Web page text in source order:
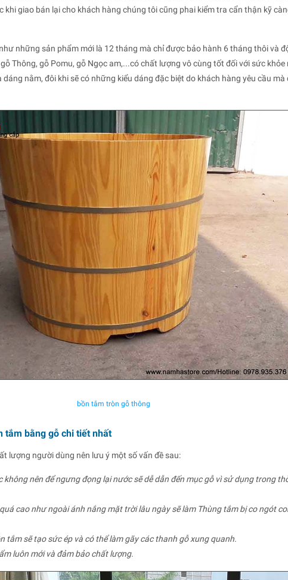
giao bán lại cho khách hàng chúng tôi cũng phai kiểm tra cẩn thận kỹ
những sản phẩm mới là 12 tháng mà chỉ được bảo hành 6 tháng thôi và
Thông, gỗ Pomu, gỗ Ngọc am,...có chất lượng vô cùng tốt đối với sức khỏe
nằm, đôi khi sẽ có những kiểu dáng đặc biệt do khách hàng yêu cầu
bồn tắm tròn gỗ thông
tắm bằng gỗ chi tiết nhất
lượng người dùng nên lưu ý một số vấn đề sau:
không nên để ngưng đọng lại nước sẽ dễ dẫn đến mục gỗ vì sử dụng trong
cao như ngoài ánh nắng mặt trời lâu ngày sẽ làm Thùng tắm bị co ngót
tắm sẽ tạo sức ép và có thể làm gãy các thanh gỗ xung quanh.
luôn mới và đảm bảo chất lượng.